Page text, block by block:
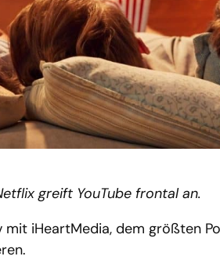
greift YouTube frontal an.
mit iHeartMedia, dem größten